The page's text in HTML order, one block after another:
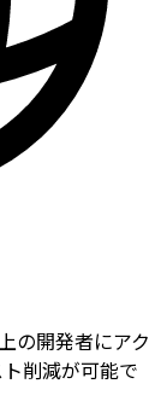
の開発者にアク
削減が可能で